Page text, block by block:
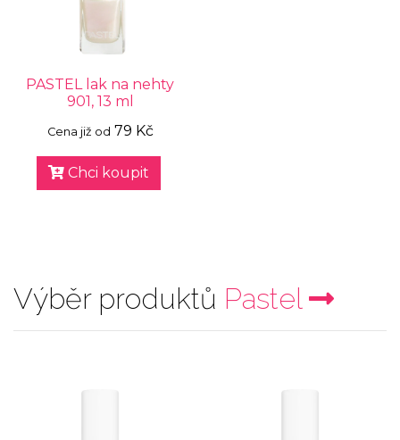
PASTEL lak na nehty
901, 13 ml
Cena již od 79 Kč
Chci koupit
Výběr produktů Pastel